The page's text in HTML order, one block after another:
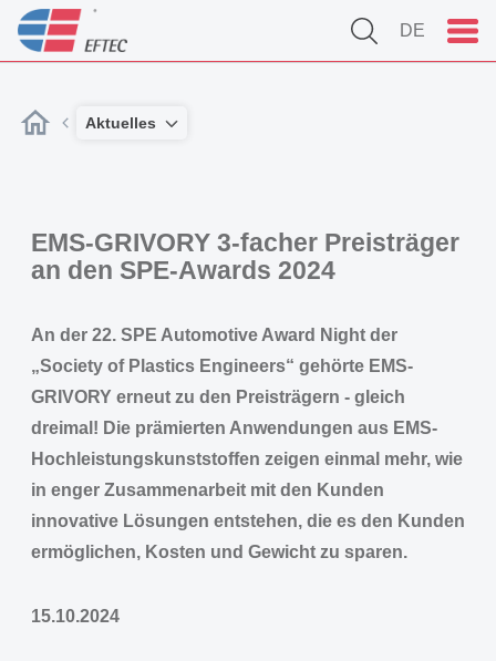
DE
Aktuelles
EMS-GRIVORY 3-facher Preisträger
an den SPE-Awards 2024
An der 22. SPE Automotive Award Night der
„Society of Plastics Engineers“ gehörte EMS-
GRIVORY erneut zu den Preisträgern - gleich
dreimal! Die prämierten Anwendungen aus EMS-
Hochleistungskunststoffen zeigen einmal mehr, wie
in enger Zusammenarbeit mit den Kunden
innovative Lösungen entstehen, die es den Kunden
ermöglichen, Kosten und Gewicht zu sparen.
15.10.2024